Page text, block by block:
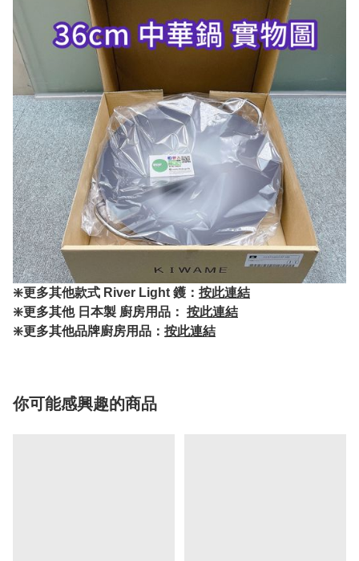
❇️更多其他款式 River Light 鑊： 按此連結
❇️更多其他 日本製 廚房用品： 按此連結
❇️更多其他品牌廚房用品： 按此連結
你可能感興趣的商品